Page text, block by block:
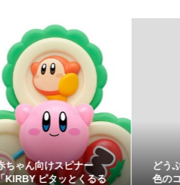
どうぶつたちと楽しむ12
色のコスメ「ポンデクル